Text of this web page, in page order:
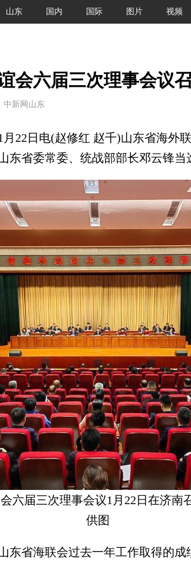
山东 国内 国际 图片 视频
会六届三次理事会议
中新网山东
日电(赵修红 赵千)山东省海外联
东省委常委、统战部部长邓云锋当
六届三次理事会议1月22日在济南
供图
省海联会过去一年工作取得的成